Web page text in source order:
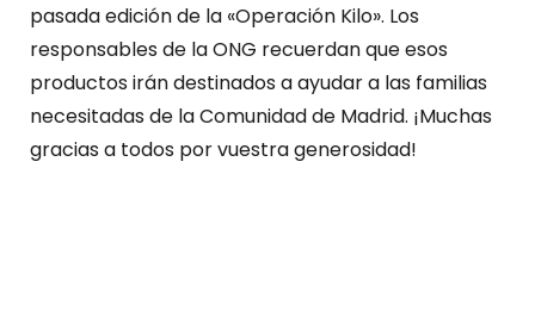
pasada edición de la «Operación Kilo». Los
responsables de la ONG recuerdan que esos
productos irán destinados a ayudar a las familias
necesitadas de la Comunidad de Madrid. ¡Muchas
gracias a todos por vuestra generosidad!